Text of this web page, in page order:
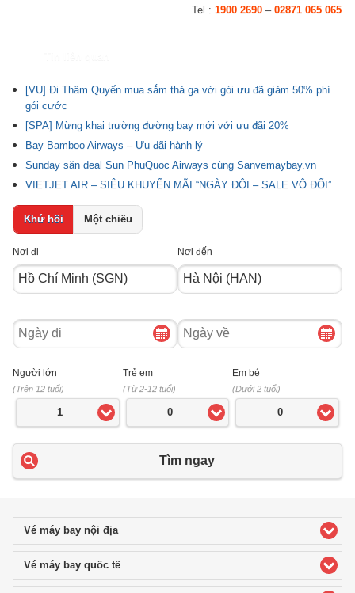
Tel : 1900 2690– 02871 065 065
[VU] Đi Thâm Quyến mua sắm thả ga với gói ưu đã giảm 50% phí
gói cước
[SPA] Mừng khai trường đường bay mới với ưu đãi 20%
Bay Bamboo Airways – Ưu đãi hành lý
Sunday săn deal Sun PhuQuoc Airways cùng Sanvemaybay.vn
VIETJET AIR – SIÊU KHUYẾN MÃI “NGÀY ĐÔI – SALE VÔ ĐỐI”
Khứ hồi Một chiều
Nơi đi Nơi đến
Ngày
đi
Ngày
về
Người lớn
(Trên 12 tuổi)
1
Trẻ em
(Từ 2-12 tuổi)
0
Em bé
(Dưới 2 tuổi)
0
Tìm ngay
Vé máy bay nội địaclick to expand contents
Vé máy bay quốc tếclick to expand contents